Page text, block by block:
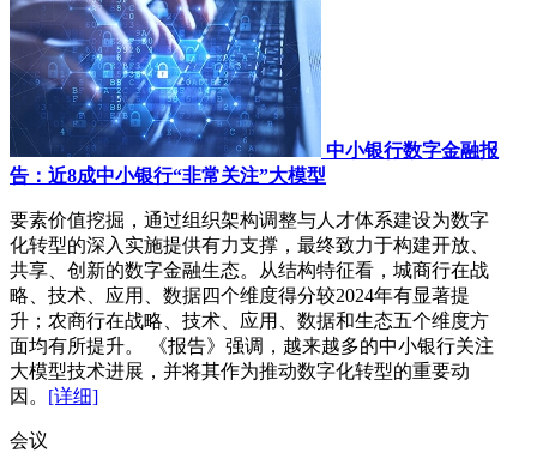
中小银行数字金融报
告：近8成中小银行“非常关注”大模型
要素价值挖掘，通过组织架构调整与人才体系建设为数字
化转型的深入实施提供有力支撑，最终致力于构建开放、
共享、创新的数字金融生态。从结构特征看，城商行在战
略、技术、应用、数据四个维度得分较2024年有显著提
升；农商行在战略、技术、应用、数据和生态五个维度方
面均有所提升。 《报告》强调，越来越多的中小银行关注
大模型技术进展，并将其作为推动数字化转型的重要动
因。 [详细]
会议